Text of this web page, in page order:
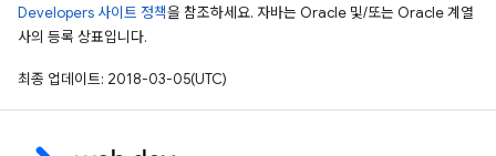
Developers 사이트 정책을 참조하세요. 자바는 Oracle 및/또는 Oracle 계열
사의 등록 상표입니다.
최종 업데이트: 2018-03-05(UTC)